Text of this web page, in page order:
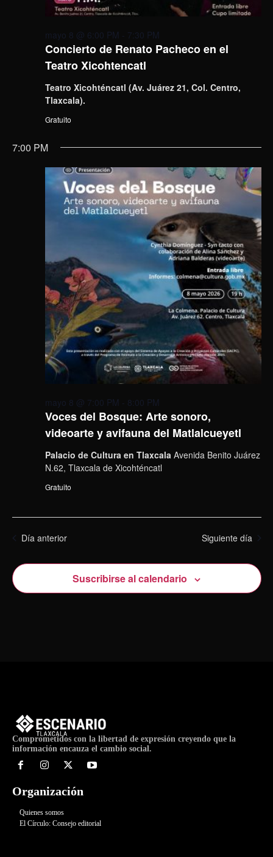
Concierto de Renato Pacheco en el
Teatro Xicohtencatl
mayo 8 @ 6:00 PM - 7:30 PM
Teatro Xicohténcatl (Av. Juárez 21, Col. Centro,
Tlaxcala).
Gratuito
7:00 PM
Voces del Bosque: Arte sonoro,
videoarte y avifauna del Matlalcueyetl
mayo 8 @ 7:00 PM - 8:00 PM
Palacio de Cultura en Tlaxcala Avenida Benito Juárez
N.62, Tlaxcala de Xicohténcatl
Gratuito
Día anterior Siguiente día
Suscribirse al calendario
Comprometidos con la libertad de expresión creyendo que la
información encauza el cambio social.
Organización
Quienes somos
El Círculo: Consejo editorial